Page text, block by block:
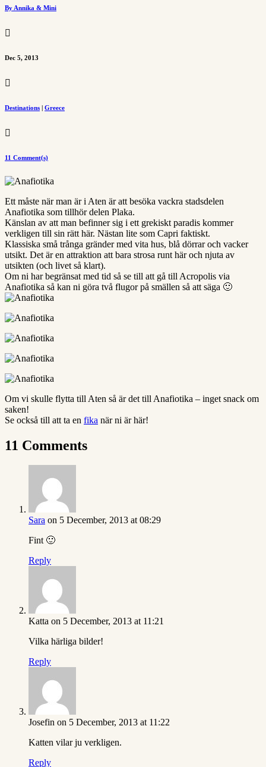
By Annika & Mini

Dec 5, 2013

Destinations | Greece

11 Comment(s)
Ett måste när man är i Aten är att besöka vackra stadsdelen
Anafiotika som tillhör delen Plaka.
Känslan av att man befinner sig i ett grekiskt paradis kommer
verkligen till sin rätt här. Nästan lite som Capri faktiskt.
Klassiska små trånga gränder med vita hus, blå dörrar och vacker
utsikt. Det är en attraktion att bara strosa runt här och njuta av
utsikten (och livet så klart).
Om ni har begränsat med tid så se till att gå till Acropolis via
Anafiotika så kan ni göra två flugor på smällen så att säga 🙂
Om vi skulle flytta till Aten så är det till Anafiotika – inget snack om
saken!
Se också till att ta en fika när ni är här!
11 Comments
Sara on 5 December, 2013 at 08:29
Fint 🙂
Reply
Katta on 5 December, 2013 at 11:21
Vilka härliga bilder!
Reply
Josefin on 5 December, 2013 at 11:22
Katten vilar ju verkligen.
Reply